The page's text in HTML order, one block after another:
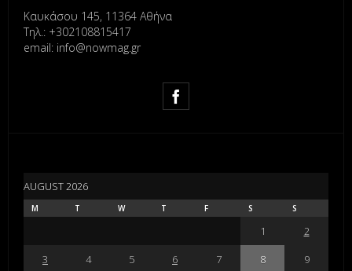
Καυκάσου 145, 11364 Αθήνα
Τηλ.: +302108815417
email: info@nowmag.gr
AUGUST 2026
M T W T F S S
1
2
3
4 5 6 7 8
9